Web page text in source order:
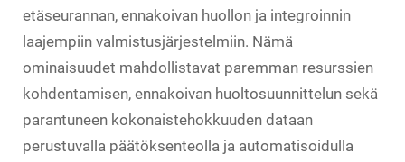
etäseurannan, ennakoivan huollon ja integroinnin
laajempiin valmistusjärjestelmiin. Nämä
ominaisuudet mahdollistavat paremman resurssien
kohdentamisen, ennakoivan huoltosuunnittelun sekä
parantuneen kokonaistehokkuuden dataan
perustuvalla päätöksenteolla ja automatisoidulla